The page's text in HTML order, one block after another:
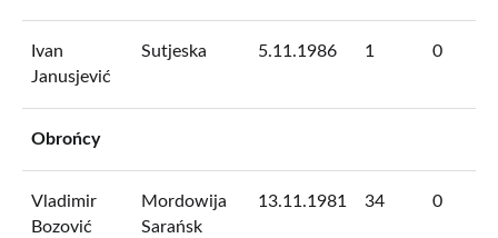
Ivan
Janusjević
Sutjeska 5.11.1986 1 0
Obrońcy
Vladimir
Bozović
Mordowija
Sarańsk
13.11.1981 34 0